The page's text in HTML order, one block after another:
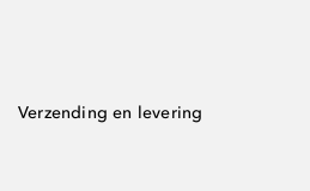
Verzending en levering